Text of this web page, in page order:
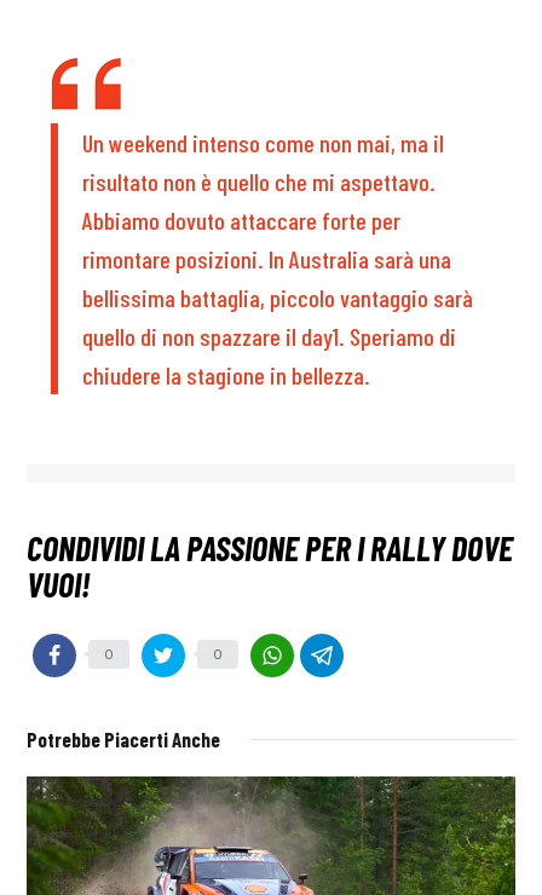
Un weekend intenso come non mai, ma il
risultato non è quello che mi aspettavo.
Abbiamo dovuto attaccare forte per
rimontare posizioni. In Australia sarà una
bellissima battaglia, piccolo vantaggio sarà
quello di non spazzare il day1. Speriamo di
chiudere la stagione in bellezza.
0 0
Potrebbe Piacerti Anche